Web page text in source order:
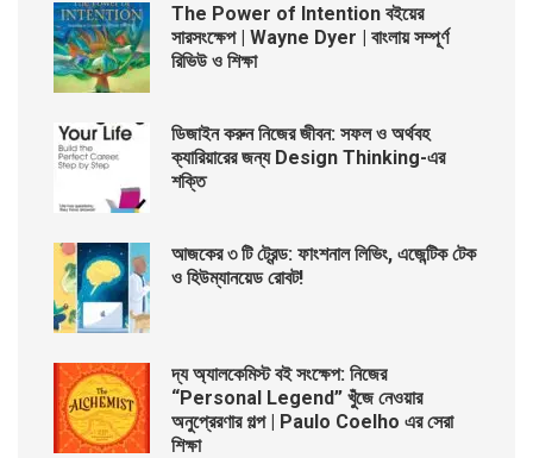
The Power of Intention বইয়ের
সারসংক্ষেপ | Wayne Dyer | বাংলায় সম্পূর্ণ
রিভিউ ও শিক্ষা
ডিজাইন করুন নিজের জীবন: সফল ও অর্থবহ
ক্যারিয়ারের জন্য Design Thinking-এর
শক্তি
আজকের ৩ টি ট্রেন্ড: ফাংশনাল লিভিং, এজেন্টিক টেক
ও হিউম্যানয়েড রোবট!
দ্য অ্যালকেমিস্ট বই সংক্ষেপ: নিজের
“Personal Legend” খুঁজে নেওয়ার
অনুপ্রেরণার গল্প | Paulo Coelho এর সেরা
শিক্ষা